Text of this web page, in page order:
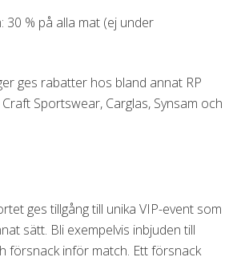
30 % på alla mat (ej under
ges rabatter hos bland annat RP
Sportswear, Carglas, Synsam och
ges tillgång till unika VIP-event som
sätt. Bli exempelvis inbjuden till
försnack inför match. Ett försnack